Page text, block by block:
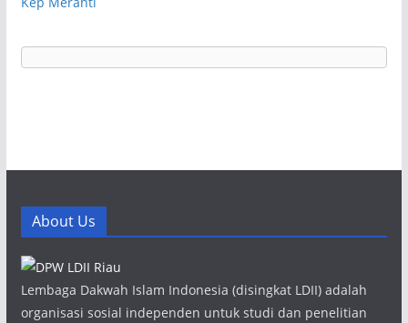
About Us
Lembaga Dakwah Islam Indonesia (disingkat LDII) adalah
organisasi sosial independen untuk studi dan penelitian